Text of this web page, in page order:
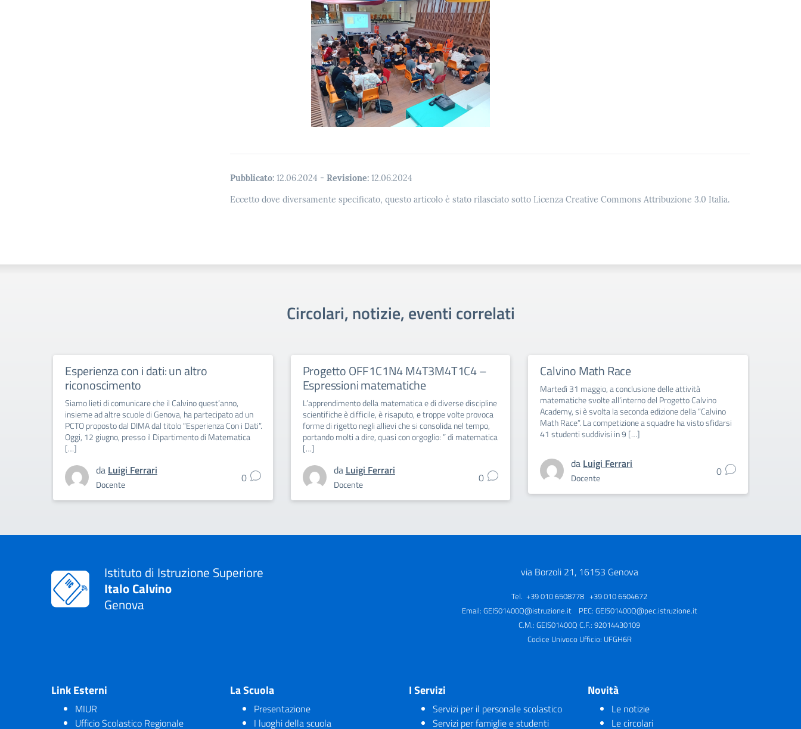
Pubblicato: 12.06.2024 - Revisione: 12.06.2024
Eccetto dove diversamente specificato, questo articolo è stato rilasciato sotto Licenza Creative Commons Attribuzione 3.0 Italia.
Circolari, notizie, eventi correlati
Esperienza con i dati: un altro
riconoscimento
Siamo lieti di comunicare che il Calvino quest’anno,
insieme ad altre scuole di Genova, ha partecipato ad un
PCTO proposto dal DIMA dal titolo “Esperienza Con i Dati”.
Oggi, 12 giugno, presso il Dipartimento di Matematica
[…]
da Luigi Ferrari
Docente 0
Progetto OFF1C1N4 M4T3M4T1C4 –
Espressioni matematiche
L’apprendimento della matematica e di diverse discipline
scientifiche è difficile, è risaputo, e troppe volte provoca
forme di rigetto negli allievi che si consolida nel tempo,
portando molti a dire, quasi con orgoglio: ” di matematica
[…]
da Luigi Ferrari
Docente 0
Calvino Math Race
Martedì 31 maggio, a conclusione delle attività
matematiche svolte all’interno del Progetto Calvino
Academy, si è svolta la seconda edizione della “Calvino
Math Race”. La competizione a squadre ha visto sfidarsi
41 studenti suddivisi in 9 […]
da Luigi Ferrari
Docente 0
Istituto di Istruzione Superiore
Italo Calvino
Genova
via Borzoli 21, 16153 Genova
Tel. +39 010 6508778 +39 010 6504672
Email: GEIS01400Q@istruzione.itPEC: GEIS01400Q@pec.istruzione.it
C.M.: GEIS01400Q C.F.: 92014430109
Codice Univoco Ufficio: UFGH6R
Link Esterni
MIUR
Ufficio Scolastico Regionale
La Scuola
Presentazione
I luoghi della scuola
I Servizi
Servizi per il personale scolastico
Servizi per famiglie e studenti
Novità
Le notizie
Le circolari